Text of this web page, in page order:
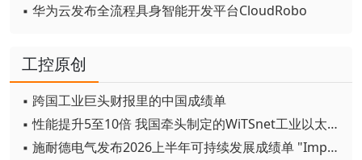
▪ 华为云发布全流程具身智能开发平台CloudRobo
工控原创
▪ 跨国工业巨头财报里的中国成绩单
▪ 性能提升5至10倍 我国牵头制定的WiTSnet工业以太网国际标准正式发布
▪ 施耐德电气发布2026上半年可持续发展成绩单 "Impact 2030"路线图开局稳健